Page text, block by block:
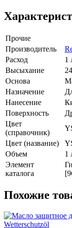
Прочие
Производитель
Расход
1
Высыхание
Основа
Назначение
Нанесение
Поверхность
Цвет
(справочник)
Цвет (название)
Объем
1
Элемент
каталога
Похожие